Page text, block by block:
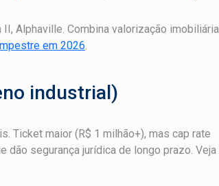
Alphaville. Combina valorização imobiliária
em 2026
industrial)
Ticket maior (R$ 1 milhão+), mas cap rate
segurança jurídica de longo prazo. Veja